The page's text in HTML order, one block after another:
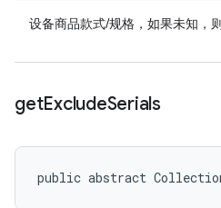
设备商品款式/规格，如果未知，
getExcludeSerials
public abstract